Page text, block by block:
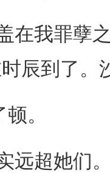
我罪孽之
辰到了
。
超她们。